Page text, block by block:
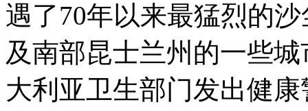
遇了70年以来最猛烈的
及南部昆士兰州的一些
大利亚卫生部门发出健